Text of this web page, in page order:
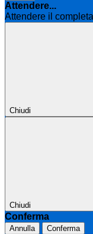
Attendere...
Attendere il
Chiudi
Chiudi
Conferma
Annulla Conferma